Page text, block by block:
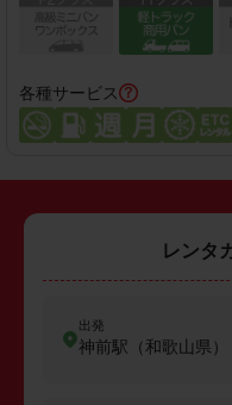
各種サービス
レンタ
出発
神前駅（和歌山県）